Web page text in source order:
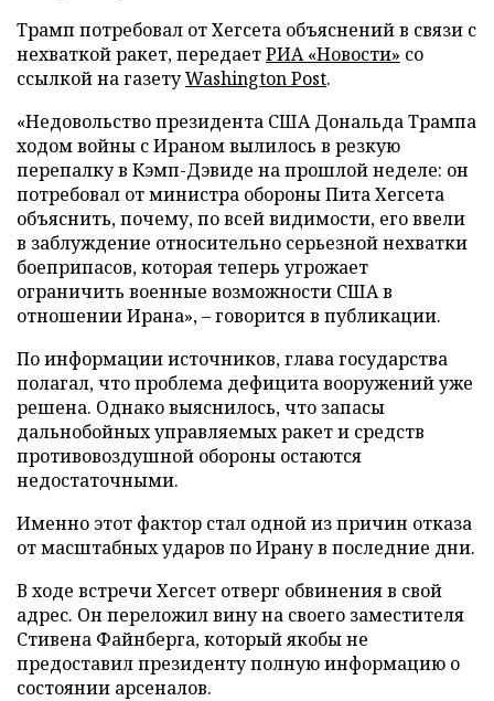
Трамп потребовал от Хегсета объяснений в связи с
нехваткой ракет, передаетРИА «Новости» со
ссылкой на газетуWashington Post.
«Недовольство президента США Дональда Трампа
ходом войны с Ираном вылилось в резкую
перепалку в Кэмп-Дэвиде на прошлой неделе: он
потребовал от министра обороны Пита Хегсета
объяснить, почему, по всей видимости, его ввели
в заблуждение относительно серьезной нехватки
боеприпасов, которая теперь угрожает
ограничить военные возможности США в
отношении Ирана», – говорится в публикации.
По информации источников, глава государства
полагал, что проблема дефицита вооружений уже
решена. Однако выяснилось, что запасы
дальнобойных управляемых ракет и средств
противовоздушной обороны остаются
недостаточными.
Именно этот фактор стал одной из причин отказа
от масштабных ударов по Ирану в последние дни.
В ходе встречи Хегсет отверг обвинения в свой
адрес. Он переложил вину на своего заместителя
Стивена Файнберга, который якобы не
предоставил президенту полную информацию о
состоянии арсеналов.